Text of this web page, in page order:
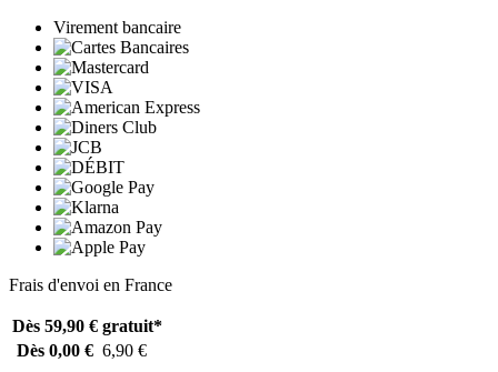
Virement bancaire
Frais d'envoi en France
Dès 59,90 € gratuit*
Dès 0,00 € 6,90 €